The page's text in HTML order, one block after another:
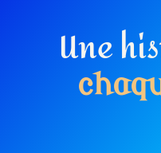
Une
chaq